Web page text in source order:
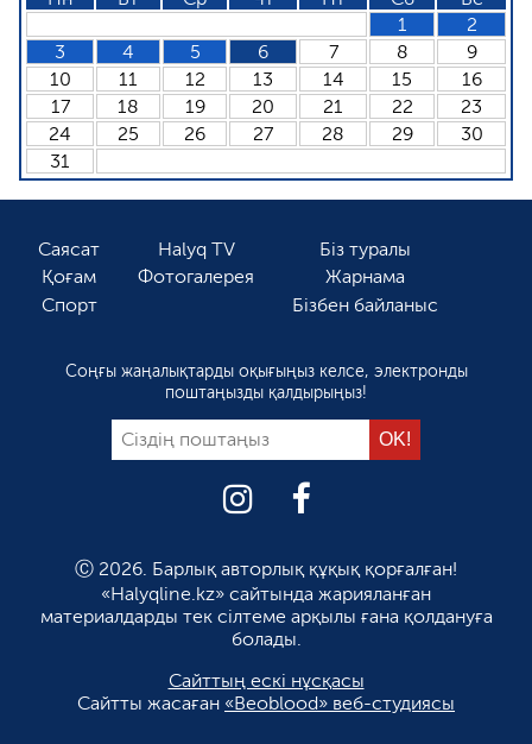
1
2
3
4 5 6 7 8
9
10
11 12 13 14 15
16
17
18 19 20 21 22
23
24
25 26 27 28 29
30
31
Саясат
Қоғам
Спорт
Halyq TV
Фотогалерея
Біз туралы
Жарнама
Бізбен байланыс
Соңғы жаңалықтарды оқығыңыз келсе, электронды
поштаңызды қалдырыңыз!
Ⓒ 2026. Барлық авторлық құқық қорғалған!
«Halyqline.kz» сайтында жарияланған
материалдарды тек сілтеме арқылы ғана қолдануға
болады.
Сайттың ескі нұсқасы
Сайтты жасаған «Beoblood» веб-студиясы